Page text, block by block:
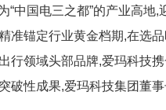
中国电三之都”的产业高地,
准锚定行业黄金档期,在选
行领域头部品牌,爱玛科技
破性成果,爱玛科技集团董